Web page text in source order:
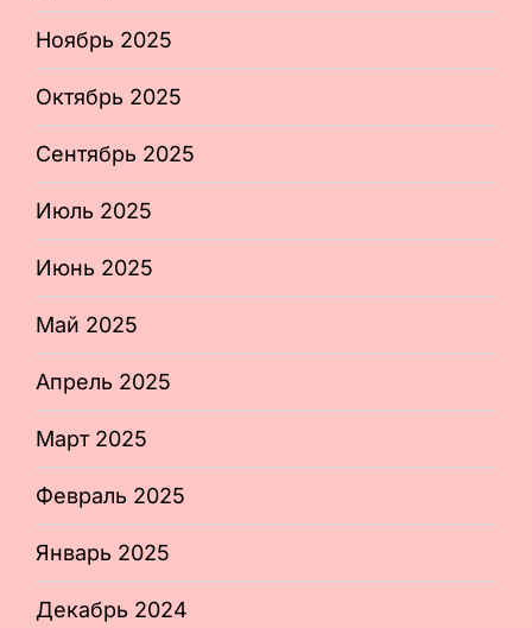
Ноябрь 2025
Октябрь 2025
Сентябрь 2025
Июль 2025
Июнь 2025
Май 2025
Апрель 2025
Март 2025
Февраль 2025
Январь 2025
Декабрь 2024